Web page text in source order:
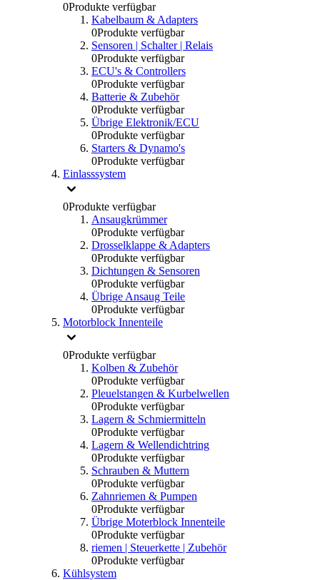
0Produkte verfügbar
Kabelbaum & Adapters
0Produkte verfügbar
Sensoren | Schalter | Relais
0Produkte verfügbar
ECU's & Controllers
0Produkte verfügbar
Batterie & Zubehör
0Produkte verfügbar
Übrige Elektronik/ECU
0Produkte verfügbar
Starters & Dynamo's
0Produkte verfügbar
Einlasssystem
0Produkte verfügbar
Ansaugkrümmer
0Produkte verfügbar
Drosselklappe & Adapters
0Produkte verfügbar
Dichtungen & Sensoren
0Produkte verfügbar
Übrige Ansaug Teile
0Produkte verfügbar
Motorblock Innenteile
0Produkte verfügbar
Kolben & Zubehör
0Produkte verfügbar
Pleuelstangen & Kurbelwellen
0Produkte verfügbar
Lagern & Schmiermitteln
0Produkte verfügbar
Lagern & Wellendichtring
0Produkte verfügbar
Schrauben & Muttern
0Produkte verfügbar
Zahnriemen & Pumpen
0Produkte verfügbar
Übrige Moterblock Innenteile
0Produkte verfügbar
riemen | Steuerkette | Zubehör
0Produkte verfügbar
Kühlsystem